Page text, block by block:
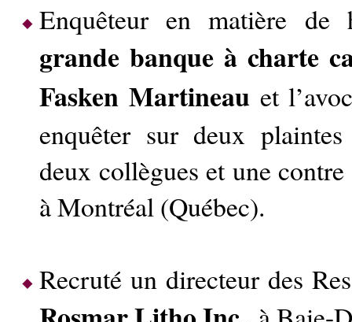
Enquêteur en matière de
grande banque à charte
Fasken Martineauet
enquêter sur deux
deux collègues et une
à Montréal (Québec).
Recruté un directeur des